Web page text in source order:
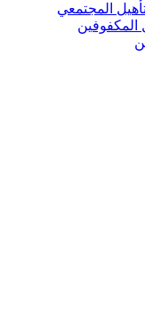
المجتمعي
المكفوفين